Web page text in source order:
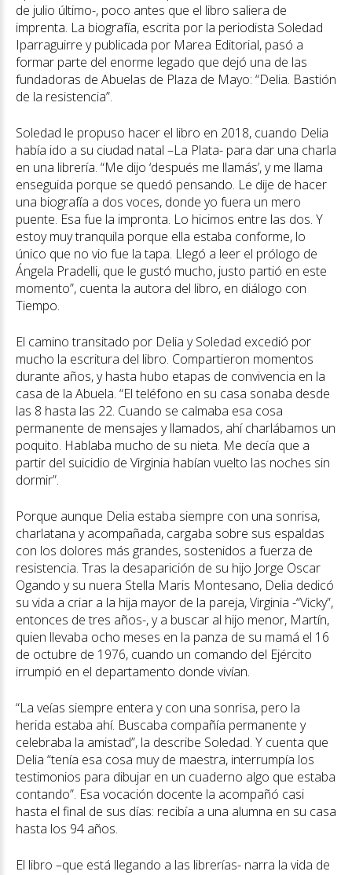
de julio último-, poco antes que el libro saliera de
imprenta. La biografía, escrita por la periodista Soledad
Iparraguirre y publicada por Marea Editorial, pasó a
formar parte del enorme legado que dejó una de las
fundadoras de Abuelas de Plaza de Mayo: “Delia. Bastión
de la resistencia”.
Soledad le propuso hacer el libro en 2018, cuando Delia
había ido a su ciudad natal –La Plata- para dar una charla
en una librería. “Me dijo ‘después me llamás’, y me llama
enseguida porque se quedó pensando. Le dije de hacer
una biografía a dos voces, donde yo fuera un mero
puente. Esa fue la impronta. Lo hicimos entre las dos. Y
estoy muy tranquila porque ella estaba conforme, lo
único que no vio fue la tapa. Llegó a leer el prólogo de
Ángela Pradelli, que le gustó mucho, justo partió en este
momento”, cuenta la autora del libro, en diálogo con
Tiempo.
El camino transitado por Delia y Soledad excedió por
mucho la escritura del libro. Compartieron momentos
durante años, y hasta hubo etapas de convivencia en la
casa de la Abuela. “El teléfono en su casa sonaba desde
las 8 hasta las 22. Cuando se calmaba esa cosa
permanente de mensajes y llamados, ahí charlábamos un
poquito. Hablaba mucho de su nieta. Me decía que a
partir del suicidio de Virginia habían vuelto las noches sin
dormir”.
Porque aunque Delia estaba siempre con una sonrisa,
charlatana y acompañada, cargaba sobre sus espaldas
con los dolores más grandes, sostenidos a fuerza de
resistencia. Tras la desaparición de su hijo Jorge Oscar
Ogando y su nuera Stella Maris Montesano, Delia dedicó
su vida a criar a la hija mayor de la pareja, Virginia -“Vicky”,
entonces de tres años-, y a buscar al hijo menor, Martín,
quien llevaba ocho meses en la panza de su mamá el 16
de octubre de 1976, cuando un comando del Ejército
irrumpió en el departamento donde vivían.
“La veías siempre entera y con una sonrisa, pero la
herida estaba ahí. Buscaba compañía permanente y
celebraba la amistad”, la describe Soledad. Y cuenta que
Delia “tenía esa cosa muy de maestra, interrumpía los
testimonios para dibujar en un cuaderno algo que estaba
contando”. Esa vocación docente la acompañó casi
hasta el final de sus días: recibía a una alumna en su casa
hasta los 94 años.
El libro –que está llegando a las librerías- narra la vida de